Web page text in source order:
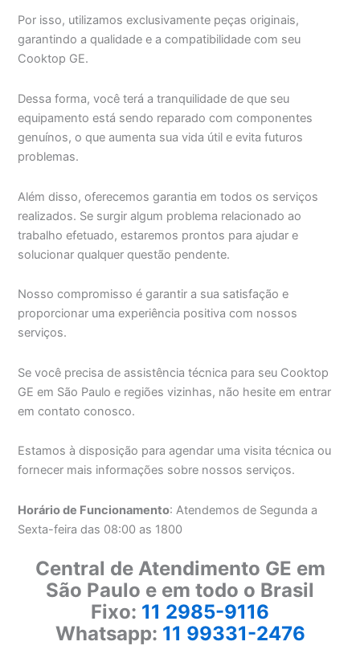
Por isso, utilizamos exclusivamente peças originais,
garantindo a qualidade e a compatibilidade com seu
Cooktop GE.
Dessa forma, você terá a tranquilidade de que seu
equipamento está sendo reparado com componentes
genuínos, o que aumenta sua vida útil e evita futuros
problemas.
Além disso, oferecemos garantia em todos os serviços
realizados. Se surgir algum problema relacionado ao
trabalho efetuado, estaremos prontos para ajudar e
solucionar qualquer questão pendente.
Nosso compromisso é garantir a sua satisfação e
proporcionar uma experiência positiva com nossos
serviços.
Se você precisa de assistência técnica para seu Cooktop
GE em São Paulo e regiões vizinhas, não hesite em entrar
em contato conosco.
Estamos à disposição para agendar uma visita técnica ou
fornecer mais informações sobre nossos serviços.
Horário de Funcionamento: Atendemos de Segunda a
Sexta-feira das 08:00 as 1800
Central de Atendimento GE em
São Paulo e em todo o Brasil
Fixo: 11 2985-9116
Whatsapp: 11 99331-2476